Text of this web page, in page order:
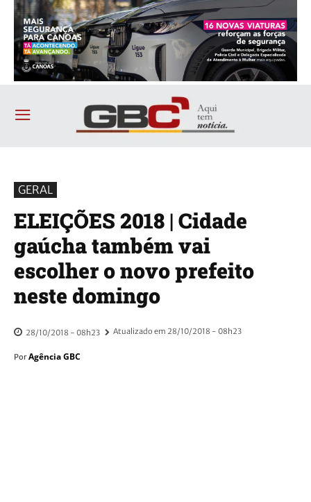
GERAL
ELEIÇÕES 2018 | Cidade
gaúcha também vai
escolher o novo prefeito
neste domingo
28/10/2018 - 08h23 Atualizado em 28/10/2018 - 08h23
Por Agência GBC